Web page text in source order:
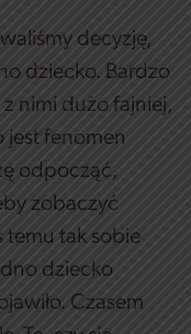
decyzję,
dziecko. Bardzo
nimi dużo fajniej,
jest fenomen
odpocząć,
zobaczyć
temu tak sobie
dziecko
Czasem